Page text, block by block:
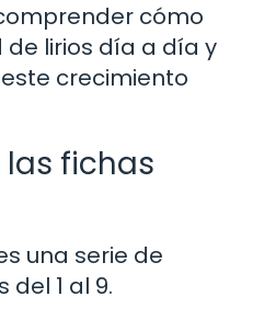
cómo
lirios día a día y
crecimiento
las fichas
una serie de
1 al 9.